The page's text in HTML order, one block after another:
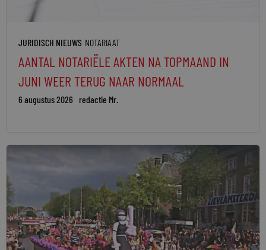
JURIDISCH NIEUWS NOTARIAAT
AANTAL NOTARIËLE AKTEN NA TOPMAAND IN
JUNI WEER TERUG NAAR NORMAAL
6 augustus 2026 redactie Mr.